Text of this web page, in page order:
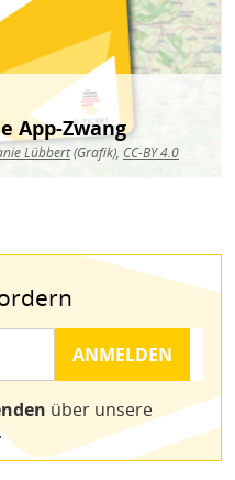
App-Zwang
Lübbert(Grafik), CC-BY 4.0
über unsere